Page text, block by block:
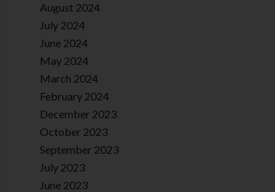
August 2024
July 2024
June 2024
May 2024
March 2024
February 2024
December 2023
October 2023
September 2023
July 2023
June 2023